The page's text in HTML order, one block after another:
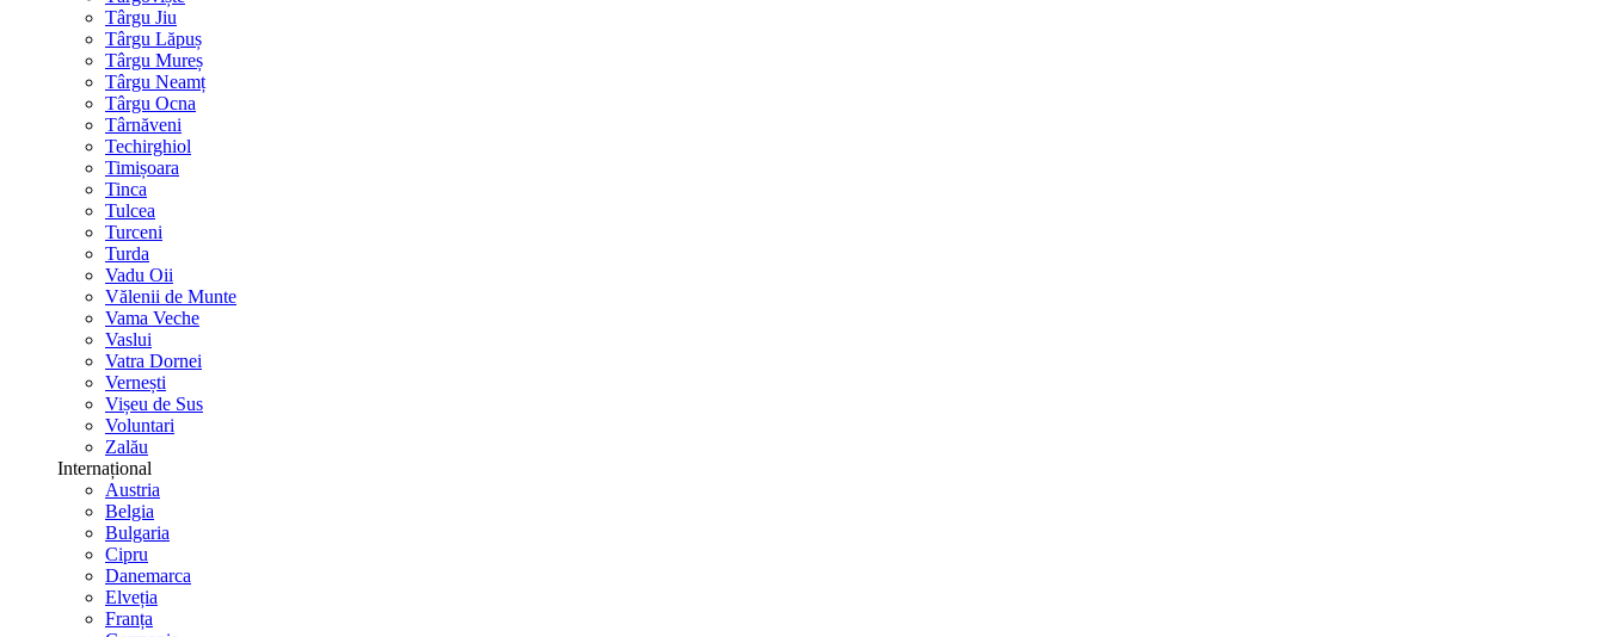
Târgu Jiu
Târgu Lăpuș
Târgu Mureș
Târgu Neamț
Târgu Ocna
Târnăveni
Techirghiol
Timișoara
Tinca
Tulcea
Turceni
Turda
Vadu Oii
Vălenii de Munte
Vama Veche
Vaslui
Vatra Dornei
Vernești
Vișeu de Sus
Voluntari
Zalău
Internațional
Austria
Belgia
Bulgaria
Cipru
Danemarca
Elveția
Franța